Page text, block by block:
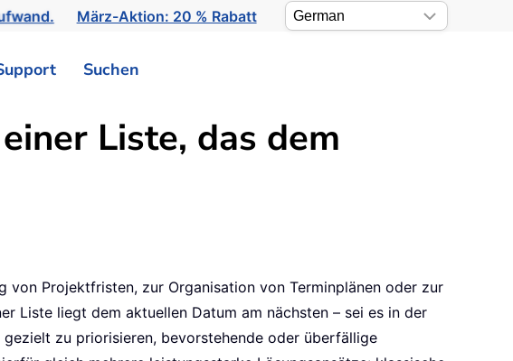
März-Aktion: 20 % Rabatt
Suchen
Liste, das dem
Projektfristen, zur Organisation von Terminplänen oder zur
Liste liegt dem aktuellen Datum am nächsten – sei es in der
zu priorisieren, bevorstehende oder überfällige